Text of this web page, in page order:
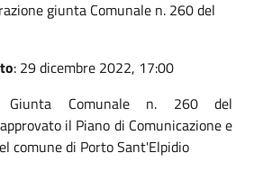
giunta Comunale n. 260 del
: 29 dicembre 2022, 17:00
Giunta Comunale n. 260 del
il Piano di Comunicazione e
comune di Porto Sant'Elpidio